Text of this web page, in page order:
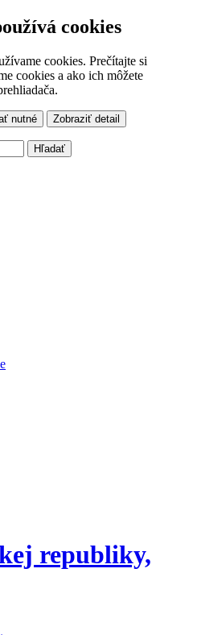
cookies
cookies. Prečítajte si
cookies a ako ich môžete
nutné Zobraziť detail
republiky,